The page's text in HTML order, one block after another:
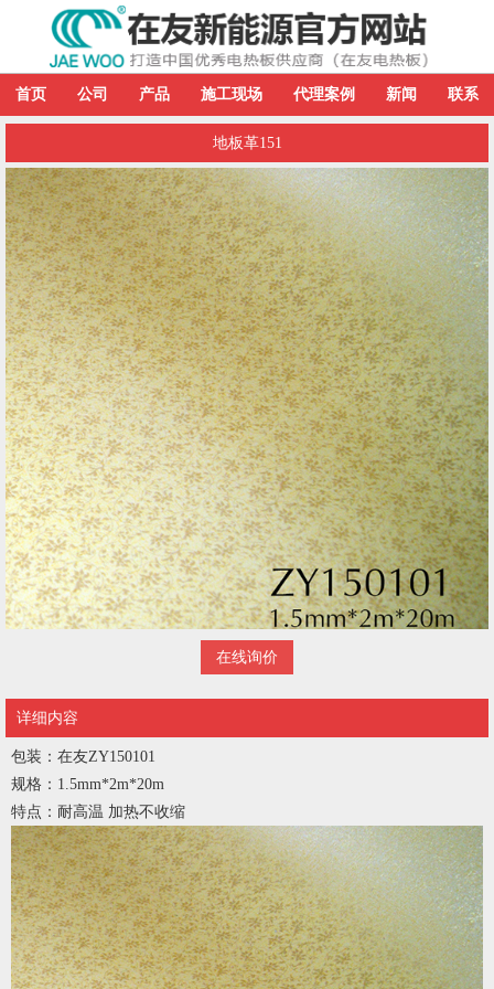
首页 公司 产品 施工现场 代理案例 新闻 联系
地板革151
在线询价
详细内容
包装：在友ZY150101
规格：1.5mm*2m*20m
特点：耐高温 加热不收缩